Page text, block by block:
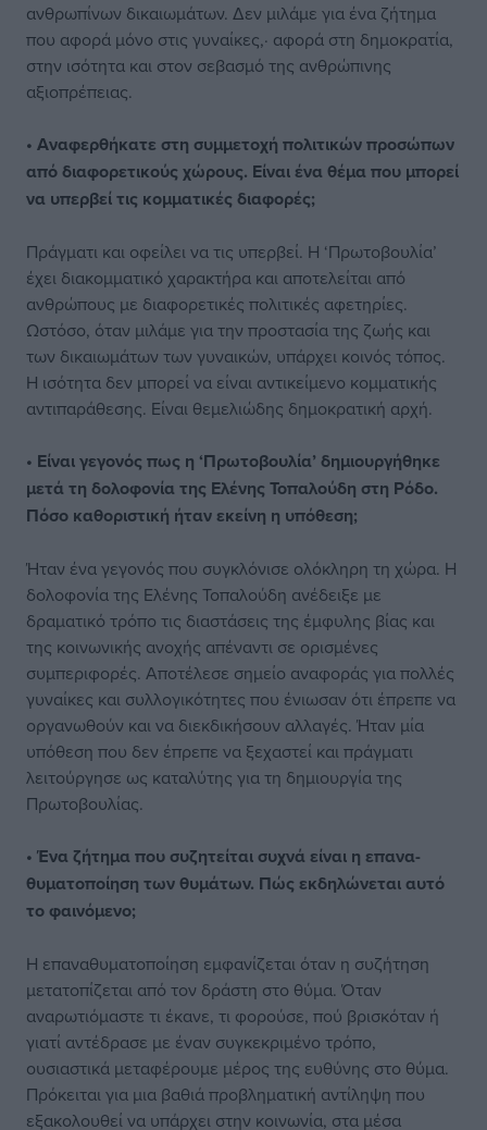
ανθρωπίνων δικαιωμάτων. Δεν μιλάμε για ένα ζήτημα
που αφορά μόνο στις γυναίκες,· αφορά στη δημοκρατία,
στην ισότητα και στον σεβασμό της ανθρώπινης
αξιοπρέπειας.
• Αναφερθήκατε στη συμμετοχή πολιτικών προσώπων
από διαφορετικούς χώρους. Είναι ένα θέμα που μπορεί
να υπερβεί τις κομματικές διαφορές;
Πράγματι και οφείλει να τις υπερβεί. Η ‘Πρωτοβουλία’
έχει διακομματικό χαρακτήρα και αποτελείται από
ανθρώπους με διαφορετικές πολιτικές αφετηρίες.
Ωστόσο, όταν μιλάμε για την προστασία της ζωής και
των δικαιωμάτων των γυναικών, υπάρχει κοινός τόπος.
Η ισότητα δεν μπορεί να είναι αντικείμενο κομματικής
αντιπαράθεσης. Είναι θεμελιώδης δημοκρατική αρχή.
• Είναι γεγονός πως η ‘Πρωτοβουλία’ δημιουργήθηκε
μετά τη δολοφονία της Ελένης Τοπαλούδη στη Ρόδο.
Πόσο καθοριστική ήταν εκείνη η υπόθεση;
Ήταν ένα γεγονός που συγκλόνισε ολόκληρη τη χώρα. Η
δολοφονία της Ελένης Τοπαλούδη ανέδειξε με
δραματικό τρόπο τις διαστάσεις της έμφυλης βίας και
της κοινωνικής ανοχής απέναντι σε ορισμένες
συμπεριφορές. Αποτέλεσε σημείο αναφοράς για πολλές
γυναίκες και συλλογικότητες που ένιωσαν ότι έπρεπε να
οργανωθούν και να διεκδικήσουν αλλαγές. Ήταν μία
υπόθεση που δεν έπρεπε να ξεχαστεί και πράγματι
λειτούργησε ως καταλύτης για τη δημιουργία της
Πρωτοβουλίας.
• Ένα ζήτημα που συζητείται συχνά είναι η επανα-
θυματοποίηση των θυμάτων. Πώς εκδηλώνεται αυτό
το φαινόμενο;
Η επαναθυματοποίηση εμφανίζεται όταν η συζήτηση
μετατοπίζεται από τον δράστη στο θύμα. Όταν
αναρωτιόμαστε τι έκανε, τι φορούσε, πού βρισκόταν ή
γιατί αντέδρασε με έναν συγκεκριμένο τρόπο,
ουσιαστικά μεταφέρουμε μέρος της ευθύνης στο θύμα.
Πρόκειται για μια βαθιά προβληματική αντίληψη που
εξακολουθεί να υπάρχει στην κοινωνία, στα μέσα